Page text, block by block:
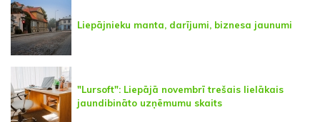
Liepājnieku manta, darījumi, biznesa jaunumi
"Lursoft": Liepājā novembrī trešais lielākais
jaundibināto uzņēmumu skaits